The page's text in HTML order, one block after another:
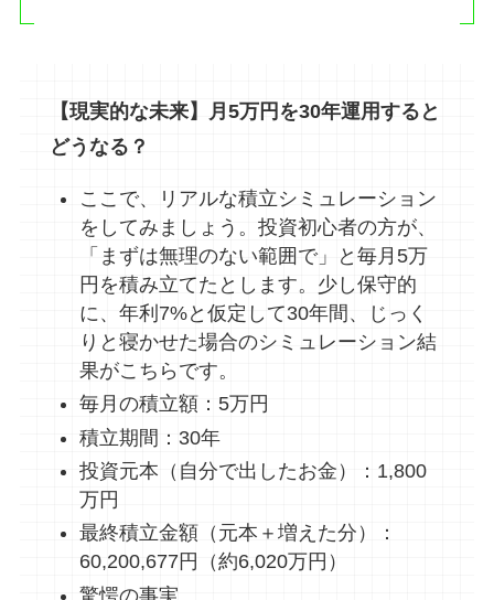
【現実的な未来】月5万円を30年運用すると
どうなる？
ここで、リアルな積立シミュレーション
をしてみましょう。投資初心者の方が、
「まずは無理のない範囲で」と毎月5万
円を積み立てたとします。少し保守的
に、年利7%と仮定して30年間、じっく
りと寝かせた場合のシミュレーション結
果がこちらです。
毎月の積立額：5万円
積立期間：30年
投資元本（自分で出したお金）：1,800
万円
最終積立金額（元本＋増えた分）：
60,200,677円（約6,020万円）
驚愕の事実